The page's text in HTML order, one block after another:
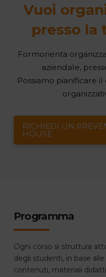
Vuoi
presso la
Formorienta
aziendale,
Possiamo pianificare
RICHIEDI UN
HOUSE
Programma
Ogni corso si struttura
degli studenti, in base
contenuti, materiali